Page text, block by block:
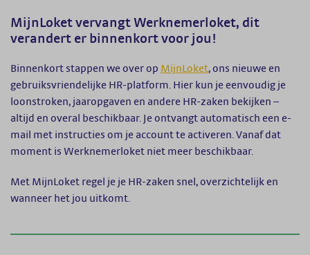
MijnLoket vervangt Werknemerloket, dit
verandert er binnenkort voor jou!
Binnenkort stappen we over op MijnLoket, ons nieuwe en
gebruiksvriendelijke HR-platform. Hier kun je eenvoudig je
loonstroken, jaaropgaven en andere HR-zaken bekijken –
altijd en overal beschikbaar. Je ontvangt automatisch een e-
mail met instructies om je account te activeren. Vanaf dat
moment is Werknemerloket niet meer beschikbaar.
Met MijnLoket regel je je HR-zaken snel, overzichtelijk en
wanneer het jou uitkomt.